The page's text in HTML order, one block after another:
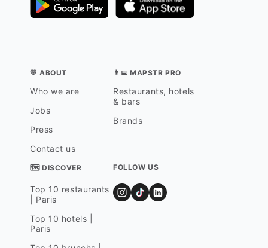
💛 ABOUT
Who we are
Jobs
Press
Contact us
👨‍💻 MAPSTR PRO
Restaurants, hotels
& bars
Brands
🗺 DISCOVER
Top 10 restaurants
| Paris
Top 10 hotels |
Paris
FOLLOW US